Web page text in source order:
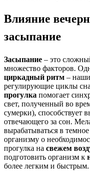
Влияние
засыпание
Засыпание – это
множество факторов.
циркадный ритм –
регулирующие циклы
прогулка помогает
свет, полученный во
сумерки), способствует
отвечающего за сон.
вырабатываться в
организму о
прогулка на свежем
подготовить организм к
более легким и быстрым.